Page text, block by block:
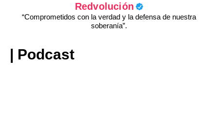
Redvolución
“Comprometidos con la verdad y la defensa de nuestra
soberanía”.
| Podcast